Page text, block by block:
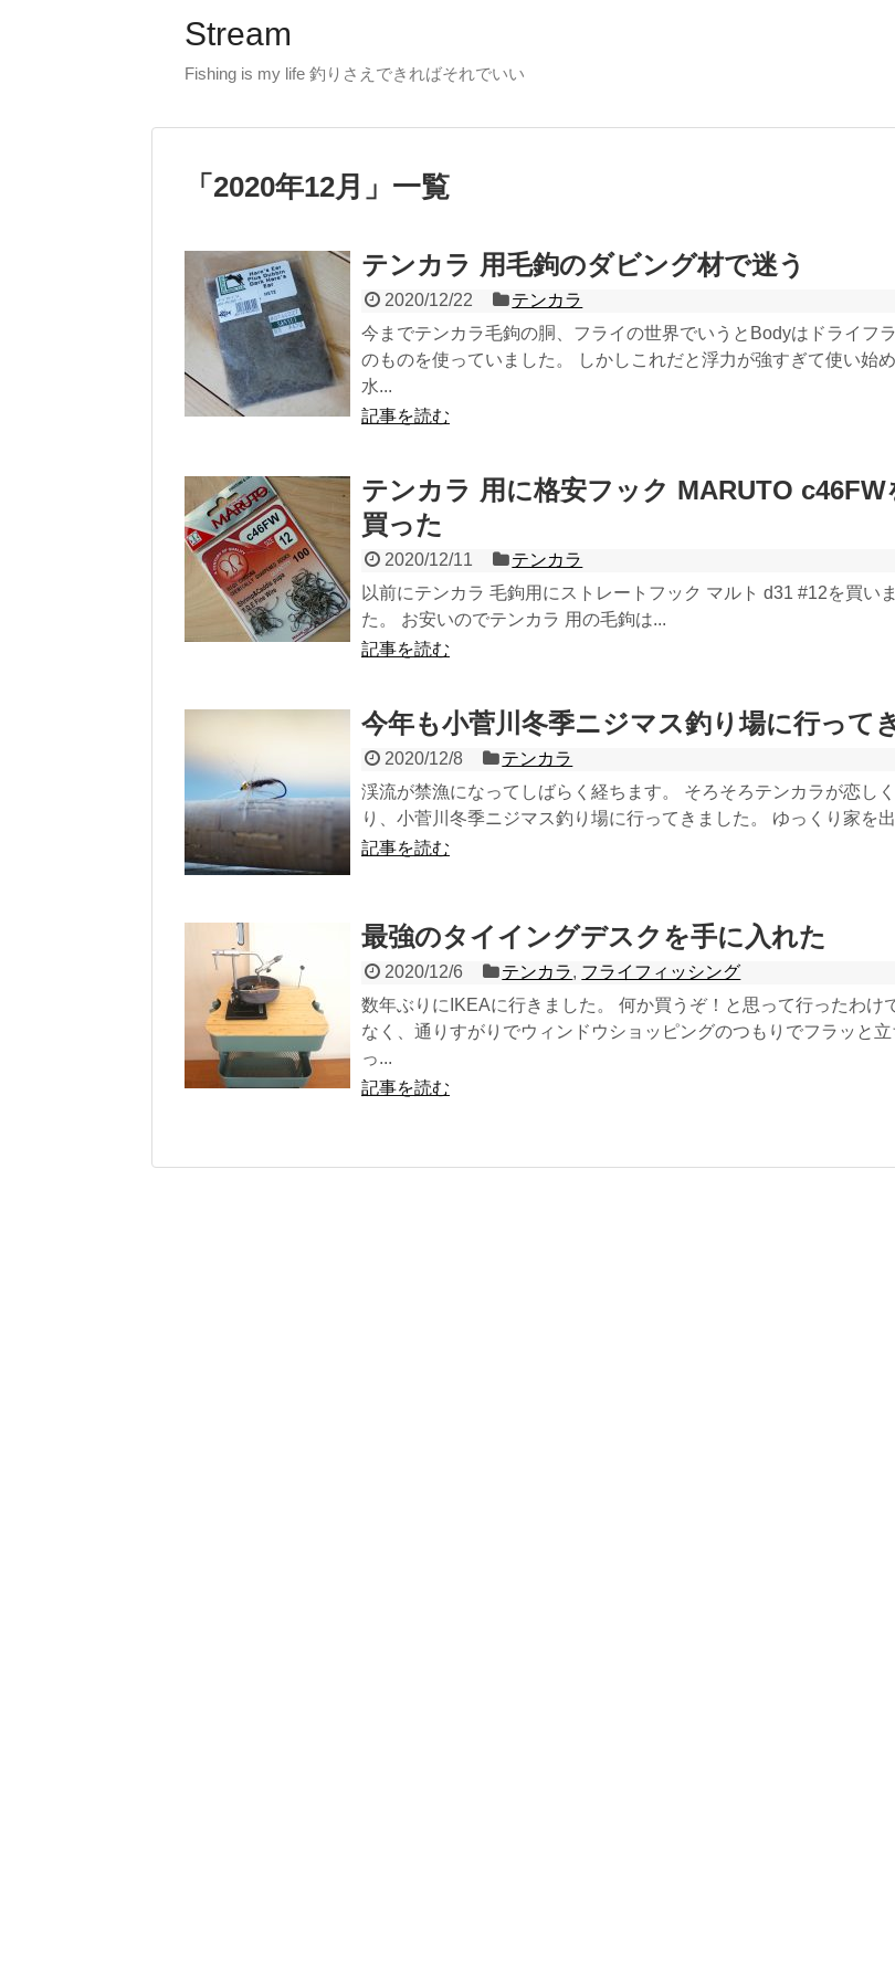
Stream
Fishing is my life 釣りさえできればそれでいい
「 2020年12月 」 一覧
テンカラ 用毛鉤のダビング材で迷う
2020/12/22
テンカラ
今までテンカラ毛鉤の胴、フライの世界でいうとBodyはドライフ
のものを使っていました。 しかしこれだと浮力が強すぎて使い始
水...
記事を読む
テンカラ 用に格安フック MARUTO c46FW
買った
2020/12/11
テンカラ
以前にテンカラ 毛鉤用にストレートフック マルト d31 #12を買い
た。 お安いのでテンカラ 用の毛鉤は...
記事を読む
今年も小菅川冬季ニジマス釣り場に行って
2020/12/8
テンカラ
渓流が禁漁になってしばらく経ちます。 そろそろテンカラが恋し
り、小菅川冬季ニジマス釣り場に行ってきました。 ゆっくり家を
記事を読む
最強のタイイングデスクを手に入れた
2020/12/6 テンカラ, フライフィッシング
数年ぶりにIKEAに行きました。 何か買うぞ！と思って行ったわけ
なく、通りすがりでウィンドウショッピングのつもりでフラッと
っ...
記事を読む